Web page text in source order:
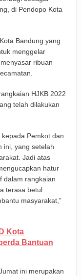
di Pendopo Kota
Bandung yang
menggelar
ribuan
HJKB 2022
telah dilakukan
Pemkot dan
ini, yang setelah
Jadi atas
hatur
dalam rangkaian
terasa betul
masyarakat,”
Kota
Bantuan
ini merupakan